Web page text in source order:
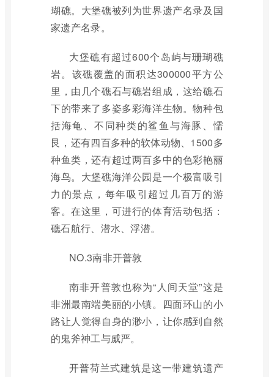
瑚礁。大堡礁被列为世界遗产名录及国
家遗产名录。
大堡礁有超过600个岛屿与珊瑚礁
岩。该礁覆盖的面积达300000平方公
里，由几个礁石与礁岩组成，这给礁石
下的带来了多姿多彩海洋生物。物种包
括海龟、不同种类的鲨鱼与海豚、懦
艮，还有四百多种的软体动物、1500多
种鱼类，还有超过两百多中的色彩艳丽
海鸟。大堡礁海洋公园是一个极富吸引
力的景点，每年吸引超过几百万的游
客。在这里，可进行的体育活动包括：
礁石航行、潜水、浮潜。
NO.3南非开普敦
南非开普敦也称为“人间天堂”这是
非洲最南端美丽的小镇。四面环山的小
路让人觉得自身的渺小，让你感到自然
的鬼斧神工与威严。
开普荷兰式建筑是这一带建筑遗产